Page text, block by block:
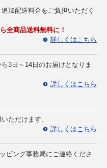
加配送料金をご負担いただく
全商品送料無料に！
詳しくはこちら
3日～14日のお届けとなりま
詳しくはこちら
ただけます。
詳しくはこちら
ピング事務局にご連絡くださ